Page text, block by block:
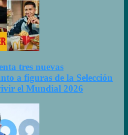
tres nuevas
a figuras de la Selección
el Mundial 2026